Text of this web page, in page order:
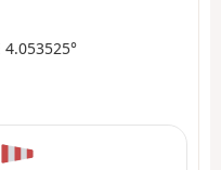
4.053525°